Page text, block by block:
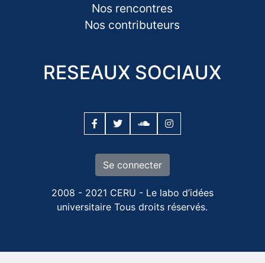
Nos rencontres
Nos contributeurs
RESEAUX SOCIAUX
Se connecter
2008 - 2021 CERU - Le labo d’idées
universitaire Tous droits réservés.